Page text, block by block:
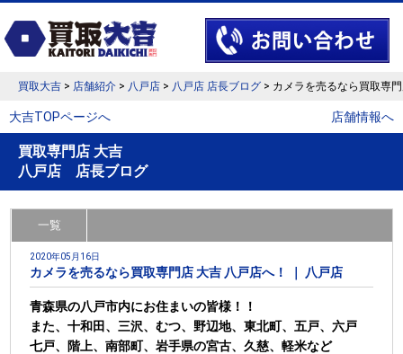
買取大吉 > 店舗紹介 > 八戸店 > 八戸店 店長ブログ > カメラを売るなら買取専
大吉TOPページへ 店舗情報へ
買取専門店 大吉
八戸店 店長ブログ
一覧
2020年05月16日
カメラを売るなら買取専門店 大吉 八戸店へ！ ｜ 八戸店
青森県の八戸市内にお住まいの皆様！！
また、十和田、三沢、むつ、野辺地、東北町、五戸、六戸
七戸、階上、南部町、岩手県の宮古、久慈、軽米など